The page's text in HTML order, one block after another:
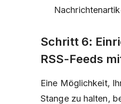
Schritt 6:
RSS-Feeds
Eine Möglichkeit,
Stange zu halten,